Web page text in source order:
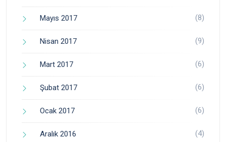
Mayıs 2017 (8)
Nisan 2017 (9)
Mart 2017 (6)
Şubat 2017 (6)
Ocak 2017 (6)
Aralık 2016 (4)